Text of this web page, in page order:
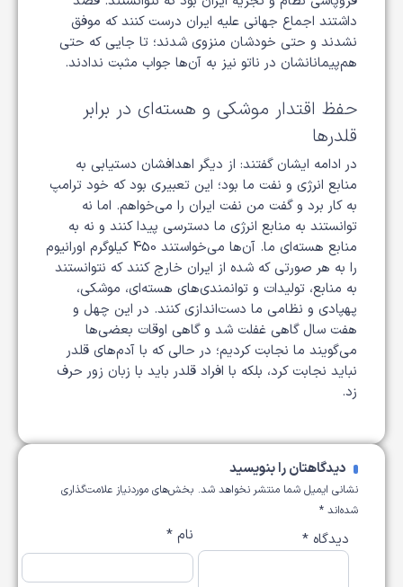
داشتند اجماع جهانی علیه ایران درست کنند که موفق
نشدند و حتی خودشان منزوی شدند؛ تا جایی که حتی
هم‌پیمانانشان در ناتو نیز به آن‌ها جواب مثبت ندادند.
حفظ اقتدار موشکی و هسته‌ای در برابر
قلدرها
در ادامه ایشان گفتند: از دیگر اهدافشان دستیابی به
منابع انرژی و نفت ما بود؛ این تعبیری بود که خود ترامپ
به کار برد و گفت من نفت ایران را می‌خواهم. اما نه
توانستند به منابع انرژی ما دسترسی پیدا کنند و نه به
منابع هسته‌ای ما. آن‌ها می‌خواستند 450 کیلوگرم اورانیوم
را به هر صورتی که شده از ایران خارج کنند که نتوانستند
به منابع، تولیدات و توانمندی‌های هسته‌ای، موشکی،
پهپادی و نظامی ما دست‌اندازی کنند. در این چهل و
هفت سال گاهی غفلت شد و گاهی اوقات بعضی‌ها
می‌گویند ما نجابت کردیم؛ در حالی که با آدم‌های قلدر
نباید نجابت کرد، بلکه با افراد قلدر باید با زبان زور حرف
زد.
دیدگاهتان را بنویسید
نشانی ایمیل شما منتشر نخواهد شد. بخش‌های موردنیاز علامت‌گذاری
شده‌اند *
دیدگاه * نام*